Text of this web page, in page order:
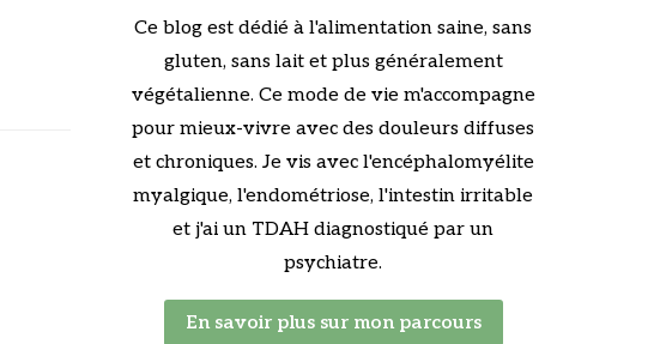
Ce blog est dédié à l'alimentation saine, sans
gluten, sans lait et plus généralement
végétalienne. Ce mode de vie m'accompagne
pour mieux-vivre avec des douleurs diffuses
et chroniques. Je vis avec l'encéphalomyélite
myalgique, l'endométriose, l'intestin irritable
et j'ai un TDAH diagnostiqué par un
psychiatre.
En savoir plus sur mon parcours